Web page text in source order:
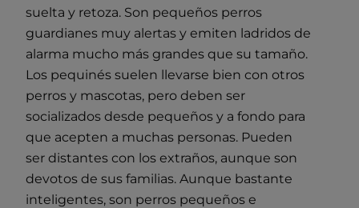
suelta y retoza. Son pequeños perros
guardianes muy alertas y emiten ladridos de
alarma mucho más grandes que su tamaño.
Los pequinés suelen llevarse bien con otros
perros y mascotas, pero deben ser
socializados desde pequeños y a fondo para
que acepten a muchas personas. Pueden
ser distantes con los extraños, aunque son
devotos de sus familias. Aunque bastante
inteligentes, son perros pequeños e